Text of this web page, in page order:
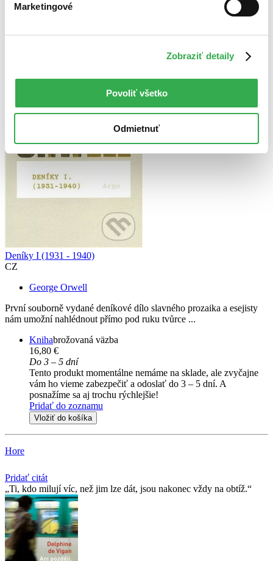
Marketingové
Zobraziť detaily
Povoliť všetko
Odmietnuť
Použité filtre
Deníky I (1931 - 1940)
CZ
George Orwell
První souborně vydané deníkové dílo slavného prozaika a esejisty
nám umožní nahlédnout přímo pod ruku tvůrce ...
Knihabrožovaná väzba
16,80 €
Do 3 – 5 dní
Tento produkt momentálne nemáme na sklade, ale zvyčajne
vám ho vieme zabezpečiť a odoslať do 3 – 5 dní. A
posnažíme sa aj trochu rýchlejšie!
Pridať do zoznamu
Vložiť do košíka
Hore
Pridať citát
Ti, kdo milují víc, než jim lze dát, jsou nakonec vždy na obtíž.